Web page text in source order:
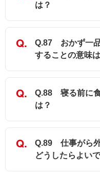
は？
Q.87 おかず一品
することの意味
Q.88 寝る前に食
は？
Q.89 仕事がら外
どうしたらよい